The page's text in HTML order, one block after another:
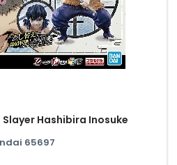
Hashibira Inosuke
65697